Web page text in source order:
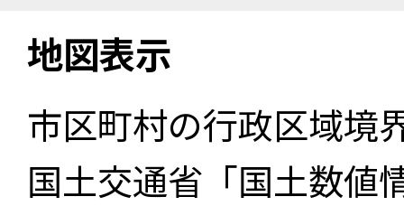
地図表示
市区町村の行政区域境
国土交通省「国土数値